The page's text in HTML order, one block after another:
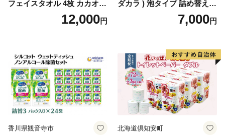
フェイスタオル 4枚 カカオ
【タオル 泉州タオル 吸水 普
段使い 無地 シンプル 日用品
12,000円
ダカラ ) 泡タイプ 詰め替え 4
40ml×4袋 ボディーソープ 泡
ボディソープ 泡 日用品 消耗
泡石鹸 石鹸 兵庫 兵庫県 小野
7,000円
香川県観音寺市 北海道倶知安町